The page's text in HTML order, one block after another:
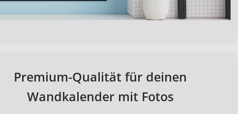
Premium-Qualität für deinen
Wandkalender mit Fotos